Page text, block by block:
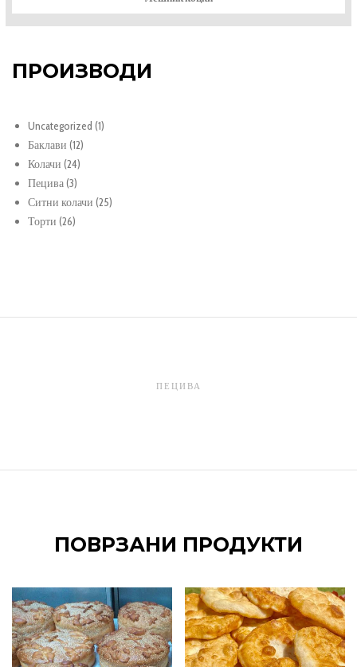
ПРОИЗВОДИ
Uncategorized 11
Баклави 1212
Колачи 2424
Пецива 33
продукти
Ситни колачи 2525
Торти 2626
ПЕЦИВА
ПОВРЗАНИ ПРОДУКТИ